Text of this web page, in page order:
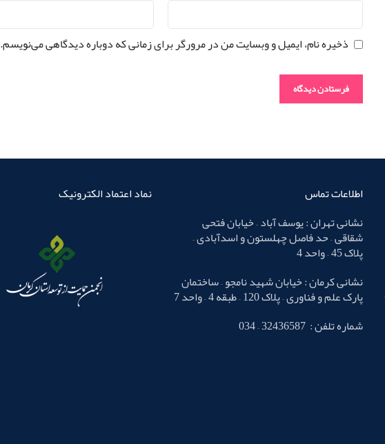
ذخیره نام، ایمیل و وبسایت من در مرورگر برای زمانی که دوباره دیدگاهی می‌نویسم.
اطلاعات تماس
نشانی تهران : یوسف آباد – خیابان فتحی
شقاقی – حد فاصل چهلستون و اسدآبادی –
پلاک 45 – واحد 4
نشانی کرمان : خیابان شهید نامجو – ساختمان
پارک علم و فناوری – پلاک 120 – طبقه 4 – واحد 7
شماره تلفن : 32436587 – 034
نماد اعتماد الکترونیک